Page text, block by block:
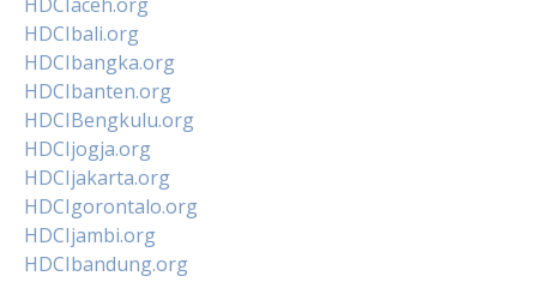
HDCIbali.org
HDCIbangka.org
HDCIbanten.org
HDCIBengkulu.org
HDCIjogja.org
HDCIjakarta.org
HDCIgorontalo.org
HDCIjambi.org
HDCIbandung.org